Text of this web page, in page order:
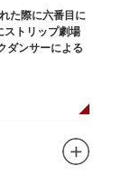
系博物館の中核
・学習支援を推
茨城県つくば市
た際に六番目に
ストリップ劇場
ダンサーによる